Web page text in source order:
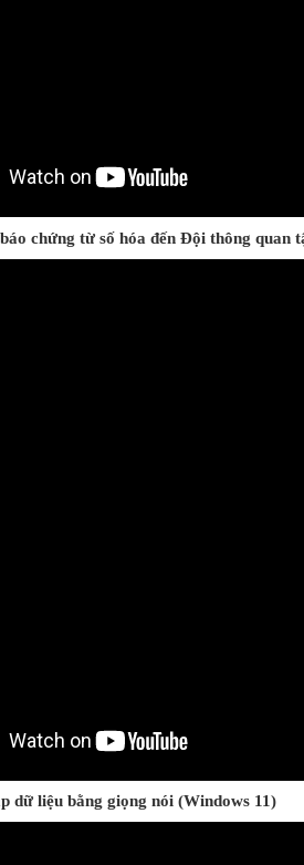
chứng từ số hóa đến Đội thông quan
dữ liệu bằng giọng nói (Windows 11)